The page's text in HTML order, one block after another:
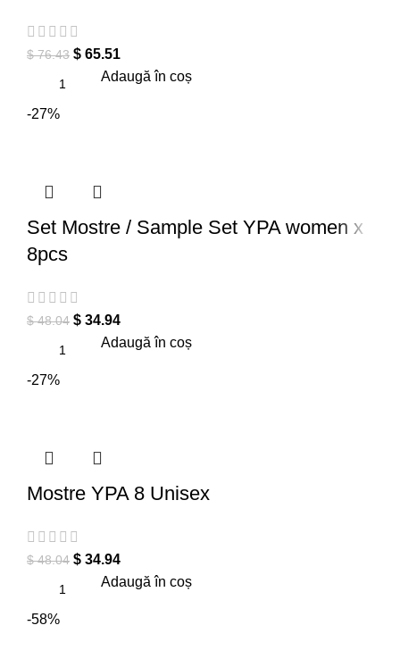
$76.43 $ 65.51
Adaugă în coș
-27%
Set Mostre / Sample Set YPA women x
8pcs
$48.04 $ 34.94
Adaugă în coș
-27%
Mostre YPA 8 Unisex
$48.04 $ 34.94
Adaugă în coș
-58%